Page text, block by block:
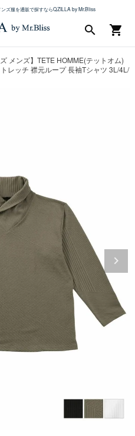
ズ服を通販で探すならQZILLA by Mr.Bliss
shopping_cart
search
メンズ】TETE HOMME(テットオム)
レッチ 襟元ループ 長袖Tシャツ 3L/4L/